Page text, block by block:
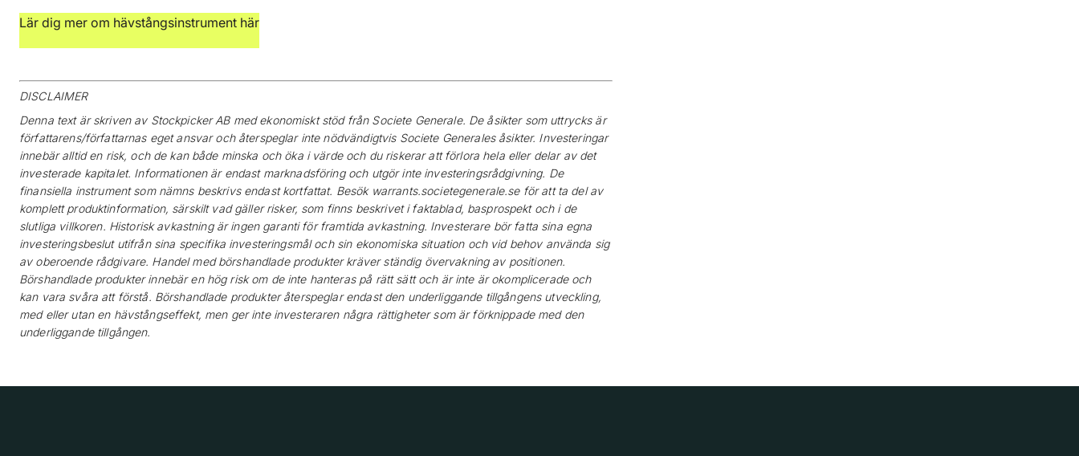
Lär dig mer om hävstångsinstrument här
DISCLAIMER
Denna text är skriven av Stockpicker AB med ekonomiskt stöd från Societe Generale. De åsikter som uttrycks är
författarens/författarnas eget ansvar och återspeglar inte nödvändigtvis Societe Generales åsikter. Investeringar
innebär alltid en risk, och de kan både minska och öka i värde och du riskerar att förlora hela eller delar av det
investerade kapitalet. Informationen är endast marknadsföring och utgör inte investeringsrådgivning. De
finansiella instrument som nämns beskrivs endast kortfattat. Besök warrants.societegenerale.se för att ta del av
komplett produktinformation, särskilt vad gäller risker, som finns beskrivet i faktablad, basprospekt och i de
slutliga villkoren. Historisk avkastning är ingen garanti för framtida avkastning. Investerare bör fatta sina egna
investeringsbeslut utifrån sina specifika investeringsmål och sin ekonomiska situation och vid behov använda sig
av oberoende rådgivare. Handel med börshandlade produkter kräver ständig övervakning av positionen.
Börshandlade produkter innebär en hög risk om de inte hanteras på rätt sätt och är inte är okomplicerade och
kan vara svåra att förstå. Börshandlade produkter återspeglar endast den underliggande tillgångens utveckling,
med eller utan en hävstångseffekt, men ger inte investeraren några rättigheter som är förknippade med den
underliggande tillgången.